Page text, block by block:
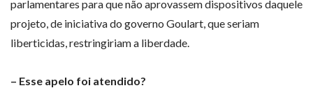
parlamentares para que não aprovassem dispositivos daquele
projeto, de iniciativa do governo Goulart, que seriam
liberticidas, restringiriam a liberdade.
– Esse apelo foi atendido?